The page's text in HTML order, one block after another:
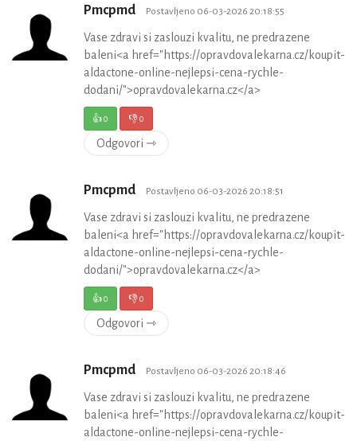
Pmcpmd Postavljeno 06-03-2026 20:18:55
Vase zdravi si zaslouzi kvalitu, ne predrazene
baleni<a href="https://opravdovalekarna.cz/koupit-
aldactone-online-nejlepsi-cena-rychle-
dodani/">opravdovalekarna.cz</a>
👍0 👎0
Odgovori ⇾
Pmcpmd Postavljeno 06-03-2026 20:18:51
Vase zdravi si zaslouzi kvalitu, ne predrazene
baleni<a href="https://opravdovalekarna.cz/koupit-
aldactone-online-nejlepsi-cena-rychle-
dodani/">opravdovalekarna.cz</a>
👍0 👎0
Odgovori ⇾
Pmcpmd Postavljeno 06-03-2026 20:18:46
Vase zdravi si zaslouzi kvalitu, ne predrazene
baleni<a href="https://opravdovalekarna.cz/koupit-
aldactone-online-nejlepsi-cena-rychle-